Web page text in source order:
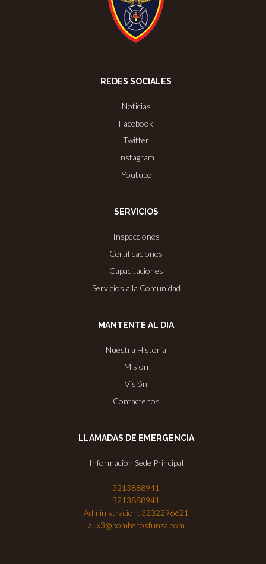
REDES SOCIALES
Noticias
Facebook
Twitter
Instagram
Youtube
SERVICIOS
Inspecciones
Certificaciones
Capacitaciones
Servicios a la Comunidad
MANTENTE AL DIA
Nuestra Historia
Misión
Visión
Contáctenos
LLAMADAS DE EMERGENCIA
Información Sede Principal
3213888941
3213888941
Administración: 3232296621
aux3@bomberosfunza.com